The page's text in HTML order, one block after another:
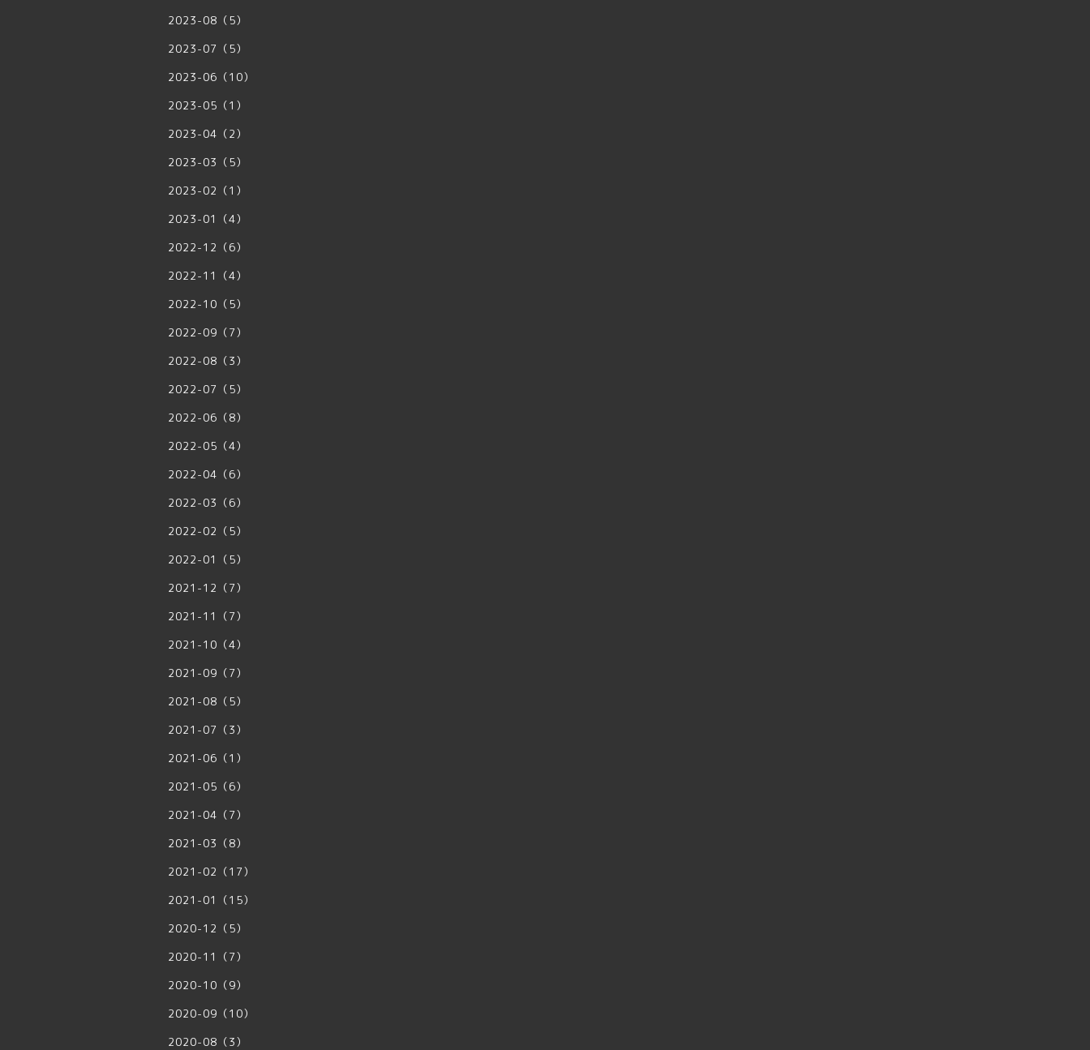
2023-08（5）
2023-07（5）
2023-06（10）
2023-05（1）
2023-04（2）
2023-03（5）
2023-02（1）
2023-01（4）
2022-12（6）
2022-11（4）
2022-10（5）
2022-09（7）
2022-08（3）
2022-07（5）
2022-06（8）
2022-05（4）
2022-04（6）
2022-03（6）
2022-02（5）
2022-01（5）
2021-12（7）
2021-11（7）
2021-10（4）
2021-09（7）
2021-08（5）
2021-07（3）
2021-06（1）
2021-05（6）
2021-04（7）
2021-03（8）
2021-02（17）
2021-01（15）
2020-12（5）
2020-11（7）
2020-10（9）
2020-09（10）
2020-08（3）